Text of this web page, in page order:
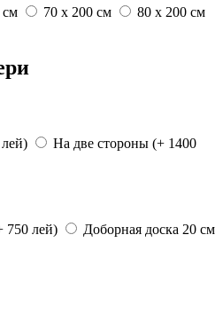
см 70 x 200 см
80 x 200 см
На две стороны (+ 1400
750 лей) Доборная доска 20 см